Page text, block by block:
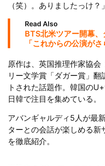
（笑）。ありましたっけ？
Read Also
BTS北米ツアー開幕
「これからの公演がさ
原作は、英国推理作家協会
リー文学賞「ダガー賞」
トされた話題作。韓国の
日韓で注目を集めている。
アバンギャルディ5人が最
ターとの会話が楽しめる新
を徹底紹介。